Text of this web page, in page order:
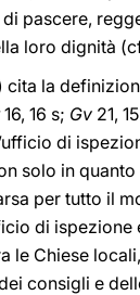
pascere,
loro dignità
cita la
16, 16 s; Gv 21,
di
solo in
per tutto il
di
le Chiese
consigli e